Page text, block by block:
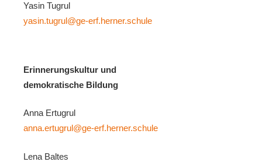
Yasin Tugrul
yasin.tugrul@ge-erf.herner.schule
Erinnerungskultur und
demokratische Bildung
Anna Ertugrul
anna.ertugrul@ge-erf.herner.schule
Lena Baltes